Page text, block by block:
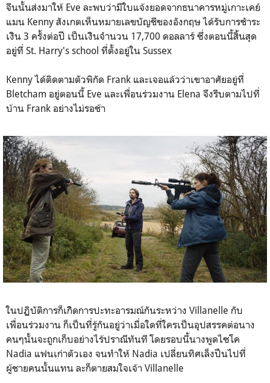
จีนนั้นส่งมาให้ Eve ละพบว่ามีใบแจ้งยอดจากธนาคารหมู่เกาะเคย์
แมน Kenny สังเกตเห็นหมายเลขบัญชีของอังกฤษ ได้รับการชำระ
เงิิน 3 ครั้งต่อปี เป็นเงิินจำนวน 17,700 ดอลลาร์ ซึ่งตอนนี้สิ้นสุด
อยู่ที่ St. Harry's school ที่ตั้งอยู่ใน Sussex
Kenny ได้ติดตามตัวพิกัด Frank และเจอแล้วว่าเขาอาศัยอยู่ที่
Bletcham อยู่ตอนนี้ Eve และเพื่อนร่วมงาน Elena จึงรีบตามไปที่
บ้าน Frank อย่างไม่รอช้า
ในปฏิบัติการก็เกิิดการปะทะอารมณ์กันระหว่าง Villanelle กับ
เพื่อนร่วมงาน ก็เป็นที่รู้กันอยู่ว่าเมื่อใดที่ใครเป็นอุปสรรคต่อนาง
คนๆนั้นจะถูกเก็บอย่างไร้ปราณีทันที โดยรอบนี้นางพูดไซโค
Nadia แฟนเก่าตัวเอง จนทำให้ Nadia เปลี่ยนทิศเล็งปืนไปที่
ผู้ชายคนนั้นแทน ละก็ตายสมใจเจ้า Villanelle